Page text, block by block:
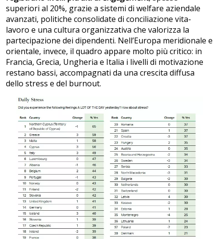
superiori al 20%, grazie a sistemi di welfare aziendale
avanzati, politiche consolidate di conciliazione vita-
lavoro e una cultura organizzativa che valorizza la
partecipazione dei dipendenti. Nell’Europa meridionale e
orientale, invece, il quadro appare molto più critico: in
Francia, Grecia, Ungheria e Italia i livelli di motivazione
restano bassi, accompagnati da una crescita diffusa
dello stress e del burnout.